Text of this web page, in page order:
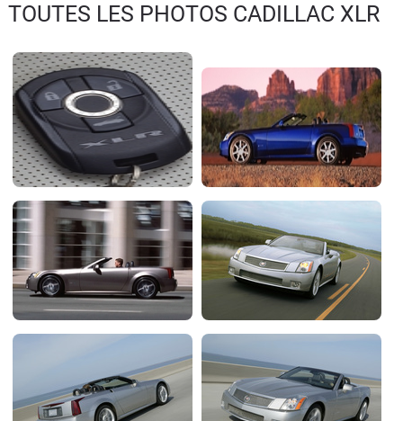
Essais
Guide
d'achat
Electriques
Utilitaires
Flottes
Auto
Services
Forum
Moto
TOUTES LES PHOTOS CADILLAC XLR